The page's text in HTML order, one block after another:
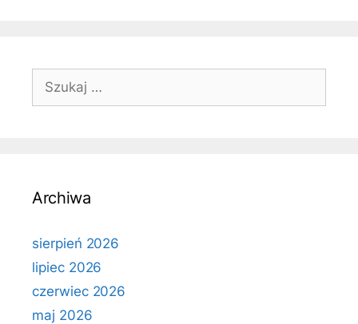
Szukaj:
Archiwa
sierpień 2026
lipiec 2026
czerwiec 2026
maj 2026